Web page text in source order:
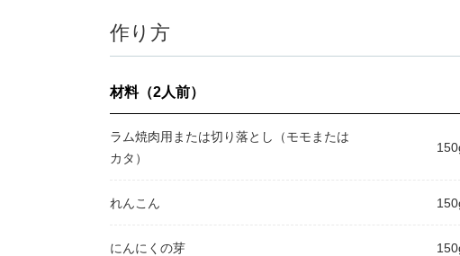
作り方
材料（2人前）
ラム焼肉用または切り落とし（モモまたは
カタ）
れんこん
にんにくの芽